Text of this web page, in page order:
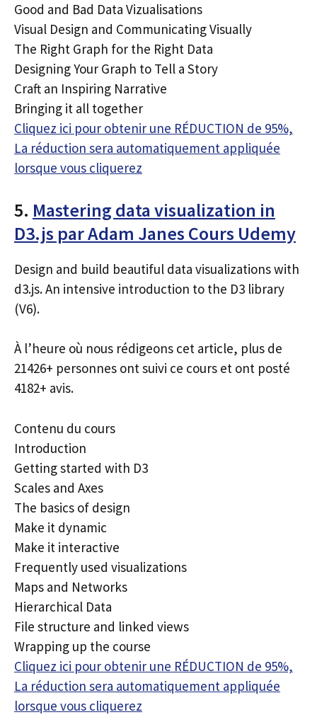
Good and Bad Data Vizualisations
Visual Design and Communicating Visually
The Right Graph for the Right Data
Designing Your Graph to Tell a Story
Craft an Inspiring Narrative
Bringing it all together
Cliquez ici pour obtenir une RÉDUCTION de 95%,
La réduction sera automatiquement appliquée
lorsque vous cliquerez
5. Mastering data visualization in
D3.js par Adam Janes Cours Udemy
Design and build beautiful data visualizations with
d3.js. An intensive introduction to the D3 library
(V6).
À l’heure où nous rédigeons cet article, plus de
21426+ personnes ont suivi ce cours et ont posté
4182+ avis.
Contenu du cours
Introduction
Getting started with D3
Scales and Axes
The basics of design
Make it dynamic
Make it interactive
Frequently used visualizations
Maps and Networks
Hierarchical Data
File structure and linked views
Wrapping up the course
Cliquez ici pour obtenir une RÉDUCTION de 95%,
La réduction sera automatiquement appliquée
lorsque vous cliquerez